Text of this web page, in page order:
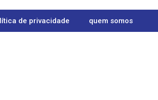
de privacidade quem somos